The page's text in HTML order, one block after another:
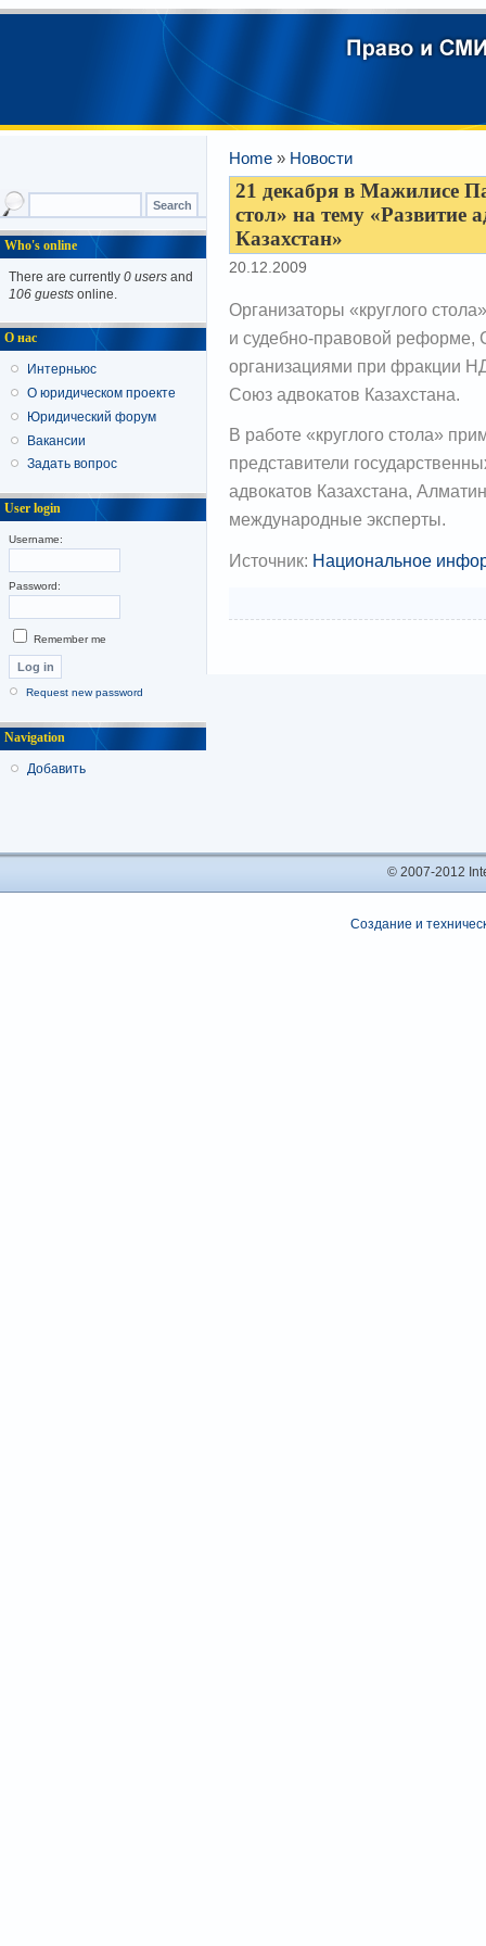
Home » Новости
21 декабря в Мажилисе
стол» на тему «Развитие
Казахстан»
20.12.2009
Организаторы «круглого
и судебно-правовой реформе,
организациями при фракции
Союз адвокатов Казахстана.
В работе «круглого стола»
представители
адвокатов Казахстана,
международные эксперты.
Источник: Национальное
Who's online
There are currently 0 users and
106 guests online.
О нас
Интерньюс
О юридическом проекте
Юридический форум
Вакансии
Задать вопрос
User login
Username:
Password:
Remember me
Request new password
Navigation
Добавить
© 2007-2012
Создание и